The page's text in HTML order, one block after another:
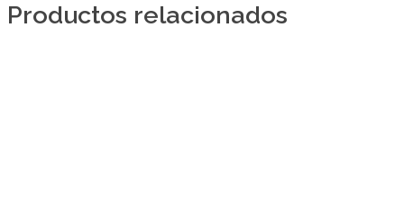
Productos relacionados